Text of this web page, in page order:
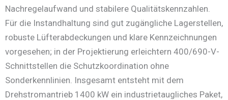
Nachregelaufwand und stabilere Qualitätskennzahlen.
Für die Instandhaltung sind gut zugängliche Lagerstellen,
robuste Lüfterabdeckungen und klare Kennzeichnungen
vorgesehen; in der Projektierung erleichtern 400/690-V-
Schnittstellen die Schutzkoordination ohne
Sonderkennlinien. Insgesamt entsteht mit dem
Drehstromantrieb 1400 kW ein industrietaugliches Paket,